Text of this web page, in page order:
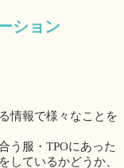
ション
情報で様々なことを
う服・TPOにあった
しているかどうか、